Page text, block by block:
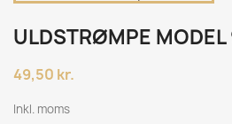
ULDSTRØMPE MODEL
49,50 kr.
Inkl. moms